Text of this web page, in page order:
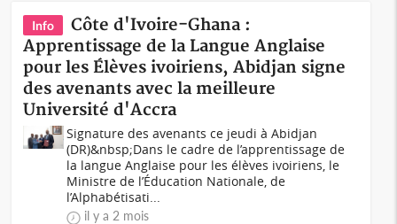
Info
Côte d'Ivoire-Ghana :
Apprentissage de la Langue Anglaise
pour les Élèves ivoiriens, Abidjan signe
des avenants avec la meilleure
Université d'Accra
Signature des avenants ce jeudi à Abidjan
(DR)&nbsp;Dans le cadre de l’apprentissage de
la langue Anglaise pour les élèves ivoiriens, le
Ministre de l’Éducation Nationale, de
l’Alphabétisati...
il y a 2 mois